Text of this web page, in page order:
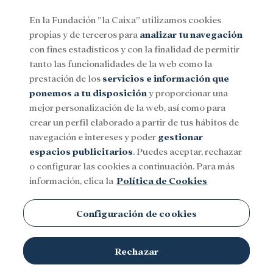
Menu
SocialInvestigación y becasCultura
Marc Rueda es camarero en el restaurante Gallito de
Barcelona.
En la Fundación ”la Caixa” utilizamos cookies
propias y de terceros para analizar tu navegación
con fines estadísticos y con la finalidad de permitir
tanto las funcionalidades de la web como la
prestación de los servicios e información que
ponemos a tu disposición y proporcionar una
mejor personalización de la web, así como para
crear un perfil elaborado a partir de tus hábitos de
navegación e intereses y poder gestionar
espacios publicitarios. Puedes aceptar, rechazar
o configurar las cookies a continuación. Para más
información, clica la Política de Cookies
Configuración de cookies
Rechazar